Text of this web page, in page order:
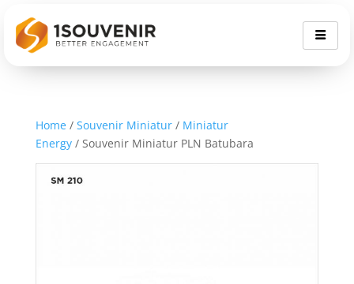
Home/ Souvenir Miniatur/ Miniatur
Energy/ Souvenir Miniatur PLN Batubara